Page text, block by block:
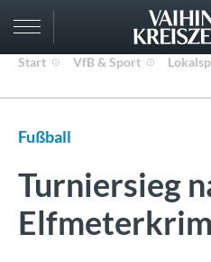
Start VfB & Sport
Fußball
Turniersieg